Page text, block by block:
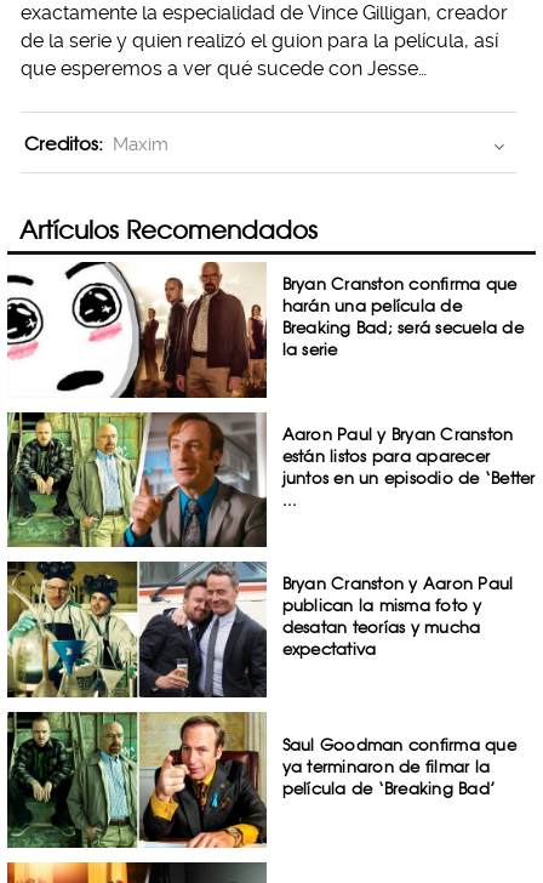
exactamente la especialidad de Vince Gilligan, creador
de la serie y quien realizó el guion para la película, así
que esperemos a ver qué sucede con Jesse…
Creditos: Maxim
Artículos Recomendados
Bryan Cranston confirma que
harán una película de
Breaking Bad; será secuela de
la serie
Aaron Paul y Bryan Cranston
están listos para aparecer
juntos en un episodio de ‘Better
...
Bryan Cranston y Aaron Paul
publican la misma foto y
desatan teorías y mucha
expectativa
Saul Goodman confirma que
ya terminaron de filmar la
película de ‘Breaking Bad’